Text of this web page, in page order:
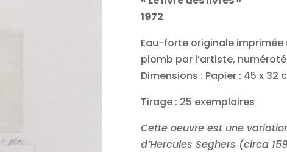
1972
Eau-forte originale imprimée
plomb par l’artiste,
Dimensions : Papier : 45 x 32
Tirage : 25 exemplaires
Cette oeuvre est une
d’Hercules Seghers (circa